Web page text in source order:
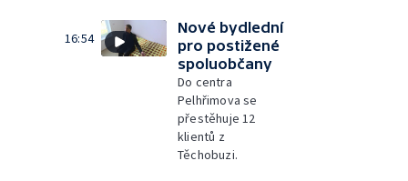
16:54
Nové bydlední
pro postižené
spoluobčany
Do centra
Pelhřimova se
přestěhuje 12
klientů z
Těchobuzi.